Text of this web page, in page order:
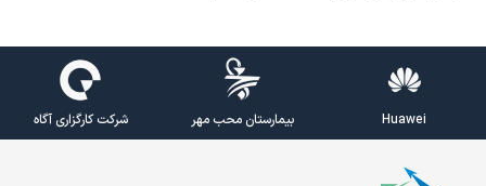
شرکت کارگزاری آگاه بیمارستان محب مهر Huawei